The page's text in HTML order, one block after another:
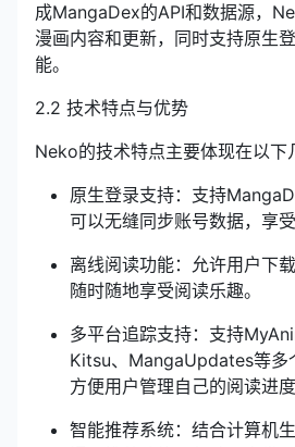
成MangaDex的API和数据源，
漫画内容和更新，同时支持原生
能。
2.2 技术特点与优势
Neko的技术特点主要体现在以下
原生登录支持：支持
可以无缝同步账号数据，享
离线阅读功能：允许用户下
随时随地享受阅读乐趣。
多平台追踪支持：支持
Kitsu、MangaUpdates等多
方便用户管理自己的阅读进度
智能推荐系统：结合计算机